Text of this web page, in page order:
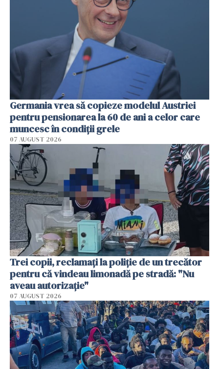
Germania vrea să copieze modelul Austriei
pentru pensionarea la 60 de ani a celor care
muncesc în condiții grele
07 AUGUST 2026
Trei copii, reclamați la poliție de un trecător
pentru că vindeau limonadă pe stradă: "Nu
aveau autorizație"
07 AUGUST 2026